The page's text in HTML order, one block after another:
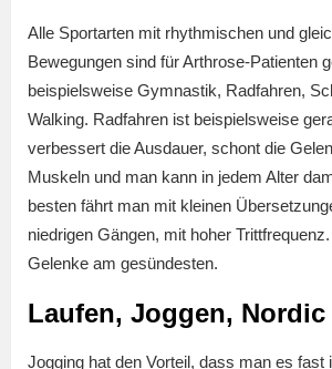
Alle Sportarten mit rhythmischen und
Bewegungen sind für Arthrose-Patienten
beispielsweise Gymnastik, Radfahren,
Walking. Radfahren ist beispielsweise
verbessert die Ausdauer, schont die
Muskeln und man kann in jedem Alter
besten fährt man mit kleinen
niedrigen Gängen, mit hoher
Gelenke am gesündesten.
Laufen, Joggen, Nordic
Jogging hat den Vorteil, dass man es fast